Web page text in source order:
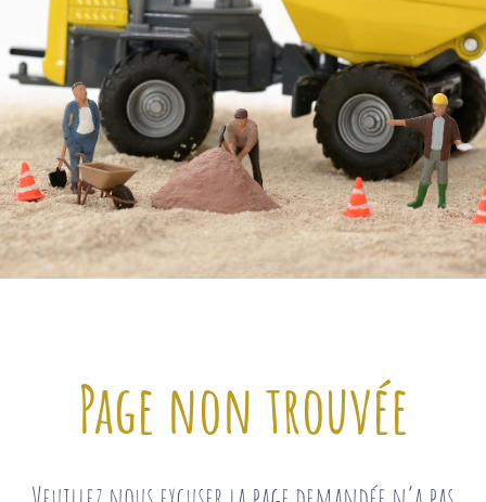
Page non trouvée